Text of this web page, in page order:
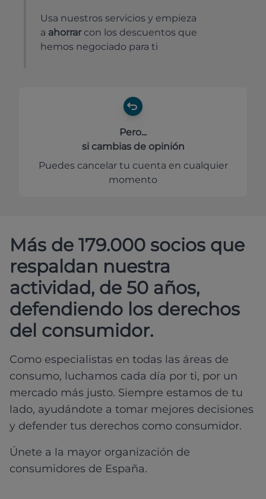
Usa nuestros servicios y empieza
a ahorrar con los descuentos que
hemos negociado para ti
Pero...
si cambias de opinión
Puedes cancelar tu cuenta en cualquier
momento
Más de 179.000 socios que
respaldan nuestra
actividad, de 50 años,
defendiendo los derechos
del consumidor.
Como especialistas en todas las áreas de
consumo, luchamos cada día por ti, por un
mercado más justo. Siempre estamos de tu
lado, ayudándote a tomar mejores decisiones
y defender tus derechos como consumidor.
Únete a la mayor organización de
consumidores de España.